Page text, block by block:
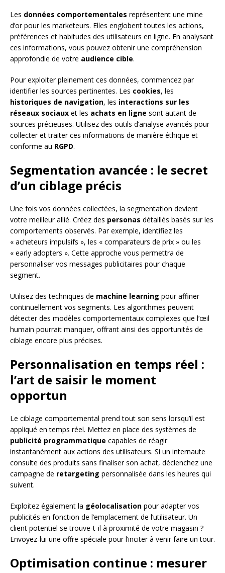
Les données comportementales représentent une mine
d’or pour les marketeurs. Elles englobent toutes les actions,
préférences et habitudes des utilisateurs en ligne. En analysant
ces informations, vous pouvez obtenir une compréhension
approfondie de votre audience cible.
Pour exploiter pleinement ces données, commencez par
identifier les sources pertinentes. Les cookies, les
historiques de navigation, les interactions sur les
réseaux sociaux et les achats en ligne sont autant de
sources précieuses. Utilisez des outils d’analyse avancés pour
collecter et traiter ces informations de manière éthique et
conforme au RGPD.
Segmentation avancée : le secret
d’un ciblage précis
Une fois vos données collectées, la segmentation devient
votre meilleur allié. Créez des personas détaillés basés sur les
comportements observés. Par exemple, identifiez les
« acheteurs impulsifs », les « comparateurs de prix » ou les
« early adopters ». Cette approche vous permettra de
personnaliser vos messages publicitaires pour chaque
segment.
Utilisez des techniques de machine learning pour affiner
continuellement vos segments. Les algorithmes peuvent
détecter des modèles comportementaux complexes que l’œil
humain pourrait manquer, offrant ainsi des opportunités de
ciblage encore plus précises.
Personnalisation en temps réel :
l’art de saisir le moment
opportun
Le ciblage comportemental prend tout son sens lorsqu’il est
appliqué en temps réel. Mettez en place des systèmes de
publicité programmatique capables de réagir
instantanément aux actions des utilisateurs. Si un internaute
consulte des produits sans finaliser son achat, déclenchez une
campagne de retargeting personnalisée dans les heures qui
suivent.
Exploitez également la géolocalisation pour adapter vos
publicités en fonction de l’emplacement de l’utilisateur. Un
client potentiel se trouve-t-il à proximité de votre magasin ?
Envoyez-lui une offre spéciale pour l’inciter à venir faire un tour.
Optimisation continue : mesurer